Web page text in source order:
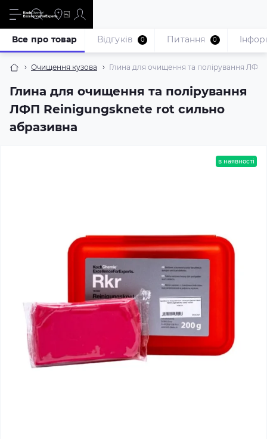
Очищення кузова Глина для очищення та полірування
Глина для очищення та полірування
ЛФП Reinigungsknete rot сильно
абразивна
Все про товар Відгуків 0 Питання 0
в наявності